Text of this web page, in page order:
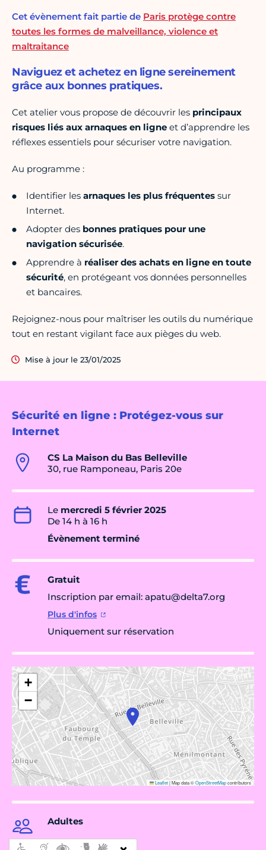
Sécurité en ligne : Protégez-vous sur
Internet
CS La Maison du Bas Belleville
30, rue Ramponeau, Paris 20e
Le mercredi 5 février 2025
De 14 h à 16 h
Évènement terminé
Gratuit
Inscription par email: apatu@delta7.org
Plus d'infos
Uniquement sur réservation
+
−
Leaflet|Map data ©OpenStreetMapcontributors
Adultes
Cet évènement fait partie de Paris protège contre
toutes les formes de malveillance, violence et
maltraitance
Naviguez et achetez en ligne sereinement
grâce aux bonnes pratiques.
Cet atelier vous propose de découvrir les principaux
risques liés aux arnaques en ligne et d’apprendre les
réflexes essentiels pour sécuriser votre navigation.
Au programme :
Identifier les arnaques les plus fréquentes sur
Internet.
Adopter des bonnes pratiques pour une
navigation sécurisée.
Apprendre à réaliser des achats en ligne en toute
sécurité, en protégeant vos données personnelles
et bancaires.
Rejoignez-nous pour maîtriser les outils du numérique
tout en restant vigilant face aux pièges du web.
Mise à jour le 23/01/2025